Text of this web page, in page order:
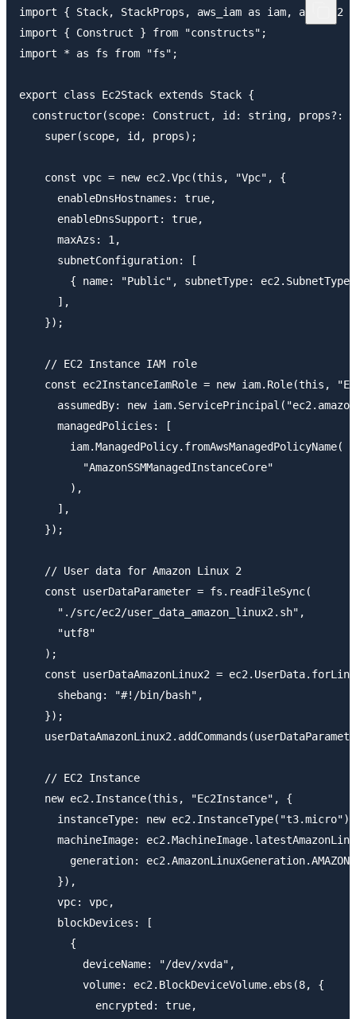
import { Stack, StackProps, aws_iam as iam,
import { Construct } from "constructs";
import * as fs from "fs";
export class Ec2Stack extends Stack {
constructor(scope: Construct, id: string, props?:
    super(scope, id, props);
    const vpc = new ec2.Vpc(this, "Vpc", {
      enableDnsHostnames: true,
      enableDnsSupport: true,
      maxAzs: 1,
      subnetConfiguration: [
{ name: "Public", subnetType:
      ],
    });
    // EC2 Instance IAM role
const ec2InstanceIamRole = new iam.Role(this,
assumedBy: new
      managedPolicies: [
        iam.ManagedPolicy.fromAwsManagedPolicyName(
          "AmazonSSMManagedInstanceCore"
        ),
      ],
    });
    // User data for Amazon Linux 2
    const userDataParameter = fs.readFileSync(
      "./src/ec2/user_data_amazon_linux2.sh",
      "utf8"
    );
const userDataAmazonLinux2 =
      shebang: "#!/bin/bash",
    });
    // EC2 Instance
    new ec2.Instance(this, "Ec2Instance", {
      instanceType: new ec2.InstanceType("t3.micro"),
machineImage:
generation:
      }),
      vpc: vpc,
      blockDevices: [
        {
          deviceName: "/dev/xvda",
          volume: ec2.BlockDeviceVolume.ebs(8, {
            encrypted: true,